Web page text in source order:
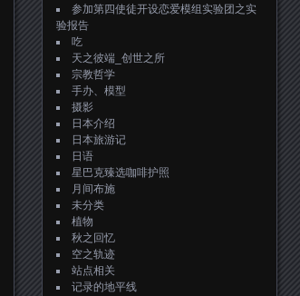
参加第四使徒开设恋爱模组实验团之实
验报告
吃
天之彼端_创世之所
宗教哲学
手办、模型
摄影
日本介绍
日本旅游记
日语
星巴克臻选咖啡护照
月间布施
未分类
植物
秋之回忆
空之轨迹
站点相关
记录的地平线